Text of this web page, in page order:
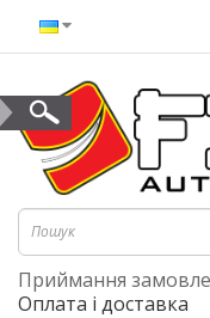
Приймання
Оплата і доставка